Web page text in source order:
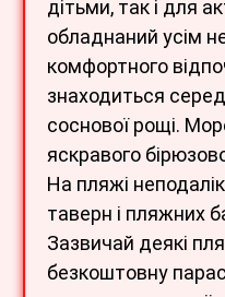
дітьми, так і для
обладнаний усім
комфортного
знаходиться
соснової рощі.
яскравого
На пляжі
таверн і пляжних
Зазвичай деякі
безкоштовну